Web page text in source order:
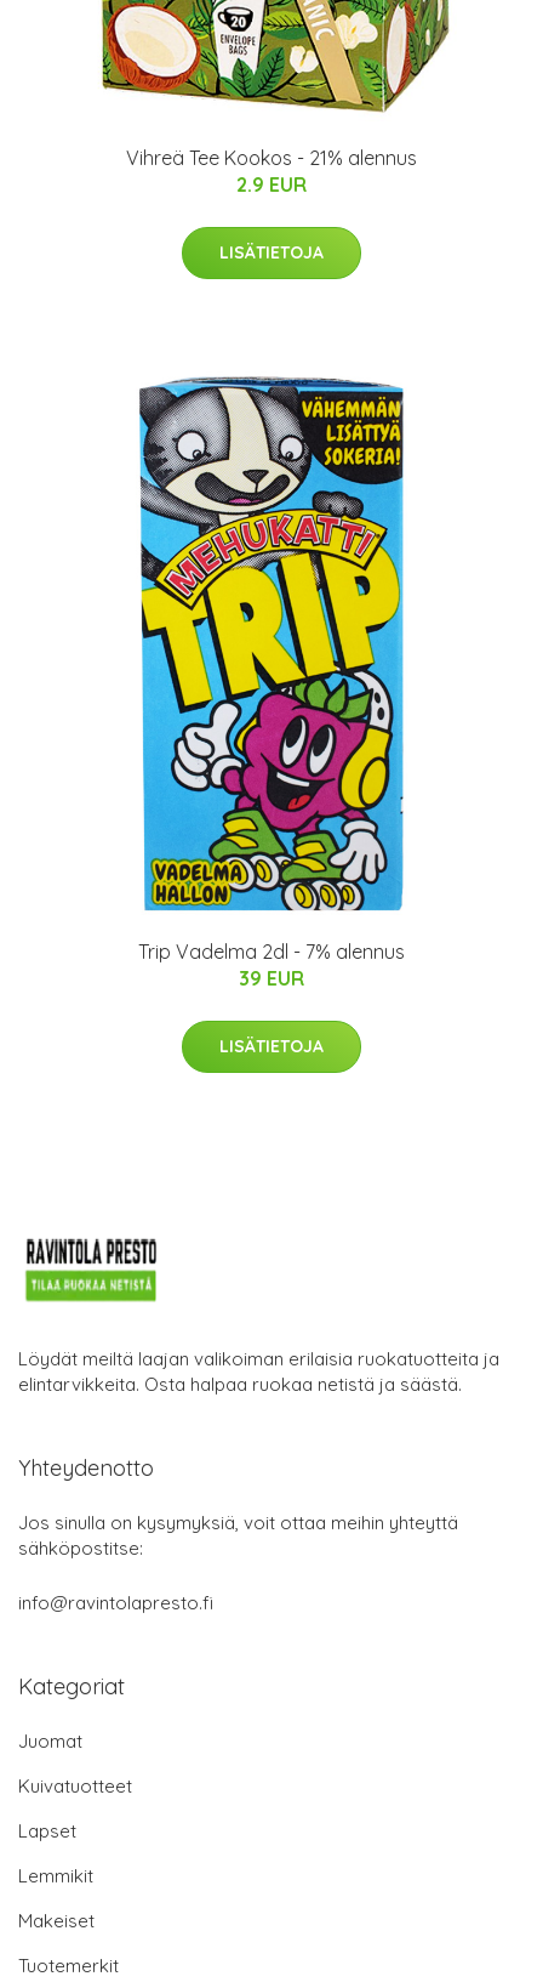
Vihreä Tee Kookos - 21% alennus
2.9 EUR
LISÄTIETOJA
Trip Vadelma 2dl - 7% alennus
39 EUR
LISÄTIETOJA
Löydät meiltä laajan valikoiman erilaisia ruokatuotteita ja
elintarvikkeita. Osta halpaa ruokaa netistä ja säästä.
Yhteydenotto
Jos sinulla on kysymyksiä, voit ottaa meihin yhteyttä
sähköpostitse:
info@ravintolapresto.fi
Kategoriat
Juomat
Kuivatuotteet
Lapset
Lemmikit
Makeiset
Tuotemerkit